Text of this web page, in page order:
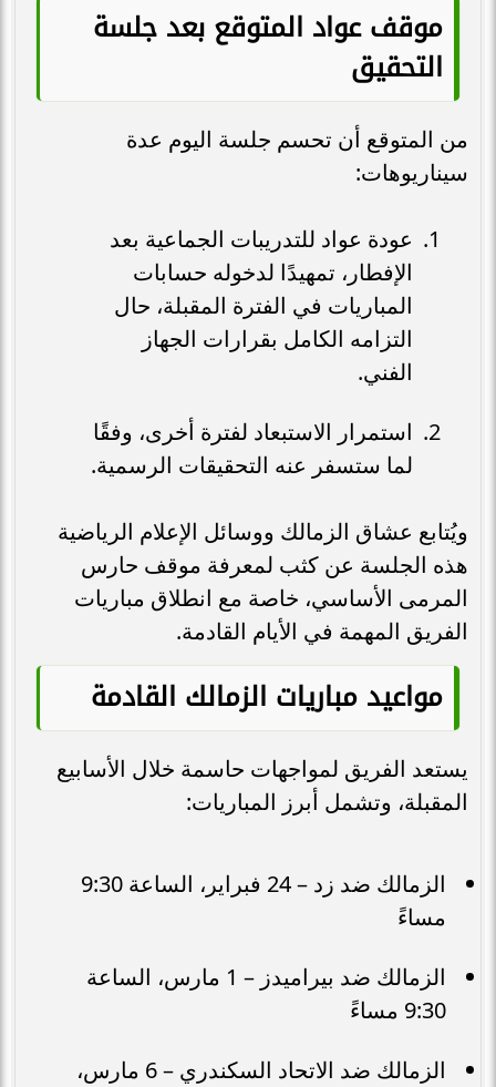
موقف عواد المتوقع بعد جلسة
التحقيق
من المتوقع أن تحسم جلسة اليوم عدة
سيناريوهات:
عودة عواد للتدريبات الجماعية بعد
الإفطار، تمهيدًا لدخوله حسابات
المباريات في الفترة المقبلة، حال
التزامه الكامل بقرارات الجهاز
الفني.
استمرار الاستبعاد لفترة أخرى، وفقًا
لما ستسفر عنه التحقيقات الرسمية.
ويُتابع عشاق الزمالك ووسائل الإعلام الرياضية
هذه الجلسة عن كثب لمعرفة موقف حارس
المرمى الأساسي، خاصة مع انطلاق مباريات
الفريق المهمة في الأيام القادمة.
مواعيد مباريات الزمالك القادمة
يستعد الفريق لمواجهات حاسمة خلال الأسابيع
المقبلة، وتشمل أبرز المباريات:
الزمالك ضد زد – 24 فبراير، الساعة 9:30
مساءً
الزمالك ضد بيراميدز – 1 مارس، الساعة
9:30 مساءً
الزمالك ضد الاتحاد السكندري – 6 مارس،